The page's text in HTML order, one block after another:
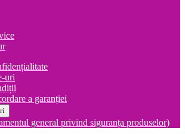
uri
a garanției
general privind siguranța produselor)